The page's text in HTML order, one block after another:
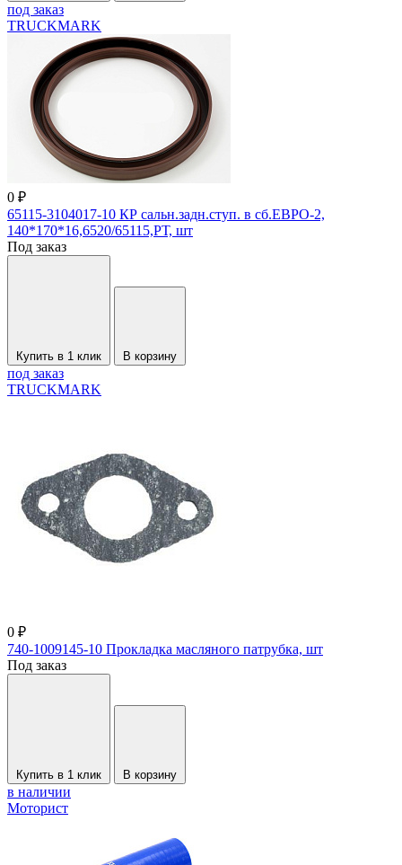
под заказ
TRUCKMARK
0 ₽
65115-3104017-10 КР сальн.задн.ступ. в сб.ЕВРО-2,
140*170*16,6520/65115,РТ, шт
Под заказ
Купить в 1 клик В корзину
под заказ
TRUCKMARK
0 ₽
740-1009145-10 Прокладка масляного патрубка, шт
Под заказ
Купить в 1 клик В корзину
в наличии
Моторист